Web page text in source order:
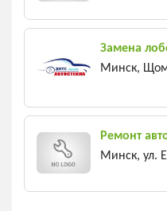
Замена
Минск,
Ремонт
Минск, ул.